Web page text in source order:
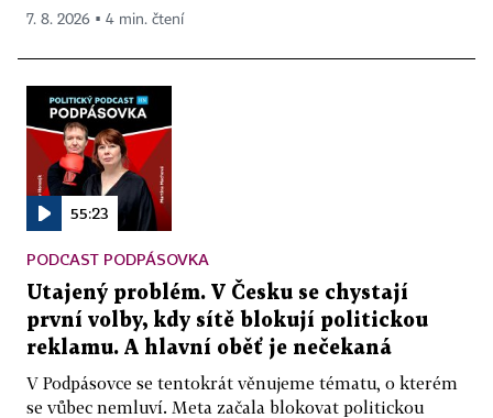
7. 8. 2026 ▪ 4 min. čtení
55:23
PODCAST PODPÁSOVKA
Utajený problém. V Česku se chystají
první volby, kdy sítě blokují politickou
reklamu. A hlavní oběť je nečekaná
V Podpásovce se tentokrát věnujeme tématu, o kterém
se vůbec nemluví. Meta začala blokovat politickou